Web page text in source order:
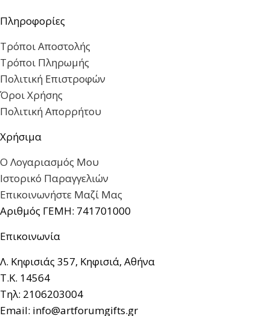
Πληροφορίες
Τρόποι Αποστολής
Τρόποι Πληρωμής
Πολιτική Επιστροφών
Όροι Χρήσης
Πολιτική Απορρήτου
Χρήσιμα
Ο Λογαριασμός Μου
Ιστορικό Παραγγελιών
Επικοινωνήστε Μαζί Μας
Αριθμός ΓΕΜΗ: 741701000
Επικοινωνία
Λ. Κηφισιάς 357, Κηφισιά, Αθήνα
Τ.Κ. 14564
Τηλ: 2106203004
Email: info@artforumgifts.gr